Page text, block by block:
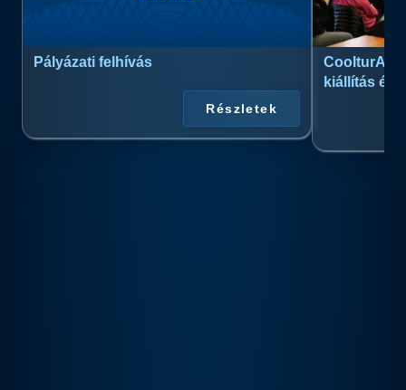
Pályázati felhívás
Részletek
kiállítás és